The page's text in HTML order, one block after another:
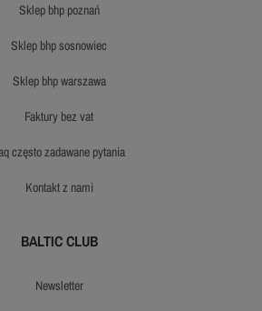
sklep bhp poznań
sklep bhp sosnowiec
sklep bhp warszawa
faktury bez vat
często zadawane pytania
kontakt z nami
BALTIC CLUB
newsletter